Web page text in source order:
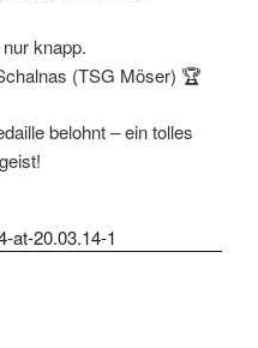
knapp.
(TSG Möser) 🏆
belohnt – ein tolles